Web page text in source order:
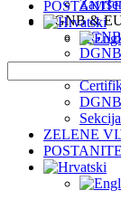
DGNB &
EU
ZELENE